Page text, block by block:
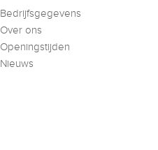
Bedrijfsgegevens
Over ons
Openingstijden
Nieuws